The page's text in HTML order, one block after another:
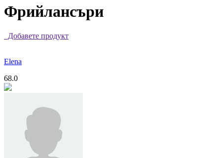
Фрийлансъри
Добавете продукт
Elena
68.0